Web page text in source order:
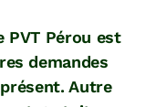
PVT Pérou est
demandes
Autre